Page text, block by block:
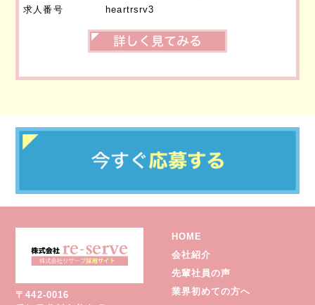
求人番号
heartrsrv3
〒442-0016
HOME
会社紹介
先輩社員の声
業界初めての方へ